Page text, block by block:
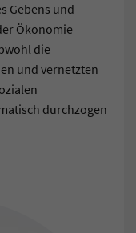
Gebens und
Ökonomie
die
und vernetzten
durchzogen